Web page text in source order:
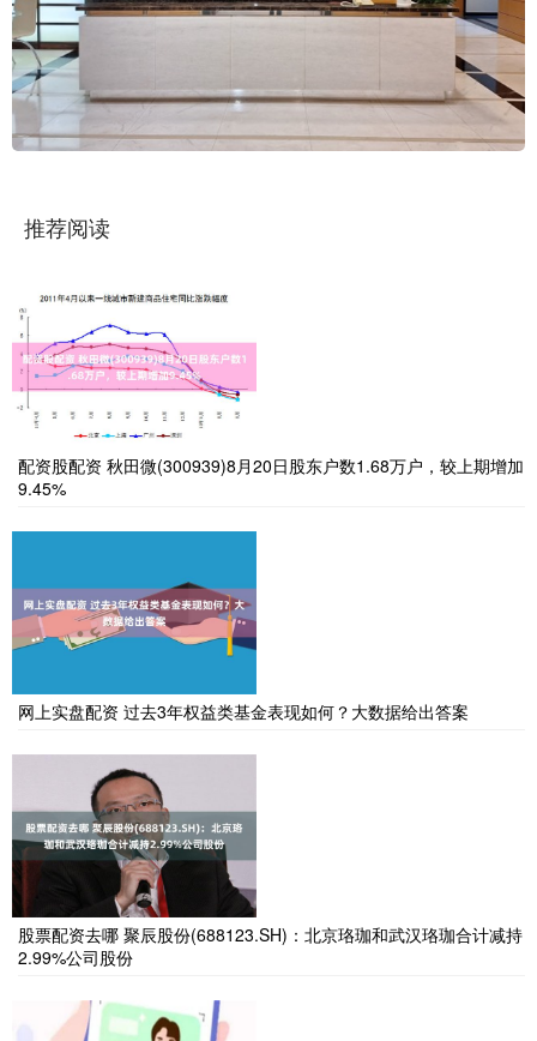
推荐阅读
配资股配资 秋田微(300939)8月20日股东户数1.68万户，较上期增加
9.45%
网上实盘配资 过去3年权益类基金表现如何？大数据给出答案
股票配资去哪 聚辰股份(688123.SH)：北京珞珈和武汉珞珈合计减持
2.99%公司股份